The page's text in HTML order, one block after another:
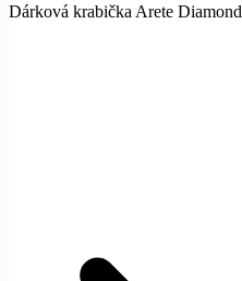
Dárková krabička Arete Diamond